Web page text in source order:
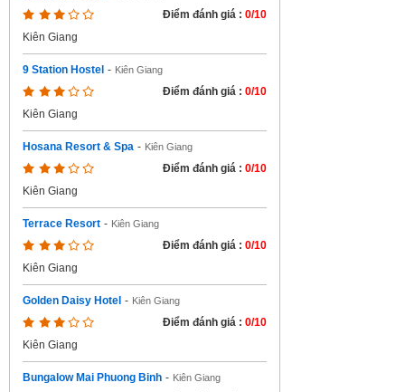
Điểm đánh giá : 0/10
Kiên Giang
9 Station Hostel - Kiên Giang
Điểm đánh giá : 0/10
Kiên Giang
Hosana Resort & Spa - Kiên Giang
Điểm đánh giá : 0/10
Kiên Giang
Terrace Resort - Kiên Giang
Điểm đánh giá : 0/10
Kiên Giang
Golden Daisy Hotel - Kiên Giang
Điểm đánh giá : 0/10
Kiên Giang
Bungalow Mai Phuong Binh - Kiên Giang